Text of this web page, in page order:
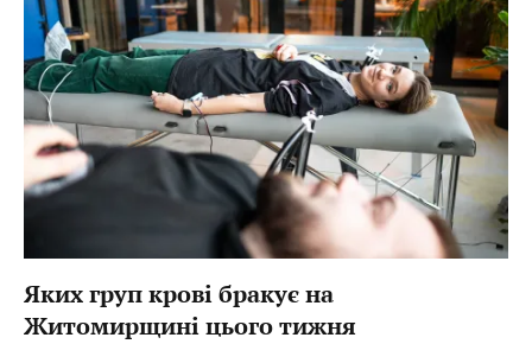
Яких груп крові бракує на
Житомирщині цього тижня